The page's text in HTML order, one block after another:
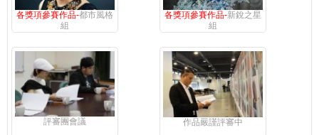
各獎項參賽作品-都市風格
組
各獎項參賽作品-新銳之星
組
評審團會議 作品嚴謹評審中